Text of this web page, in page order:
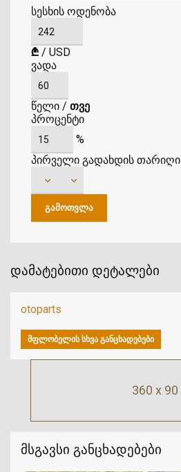
360 x 90
მსგავსი განცხადებები
სესხის ოდენობა
₾ / USD
ვადა
წელი / თვე
პროცენტი
%
პირველი გადახდის თარიღი
დამატებითი დეტალები
otoparts
ᲛᲤᲚᲝᲑᲔᲚᲘᲡ ᲡᲮᲕᲐ ᲒᲐᲜᲪᲮᲐᲓᲔᲑᲔᲑᲘ